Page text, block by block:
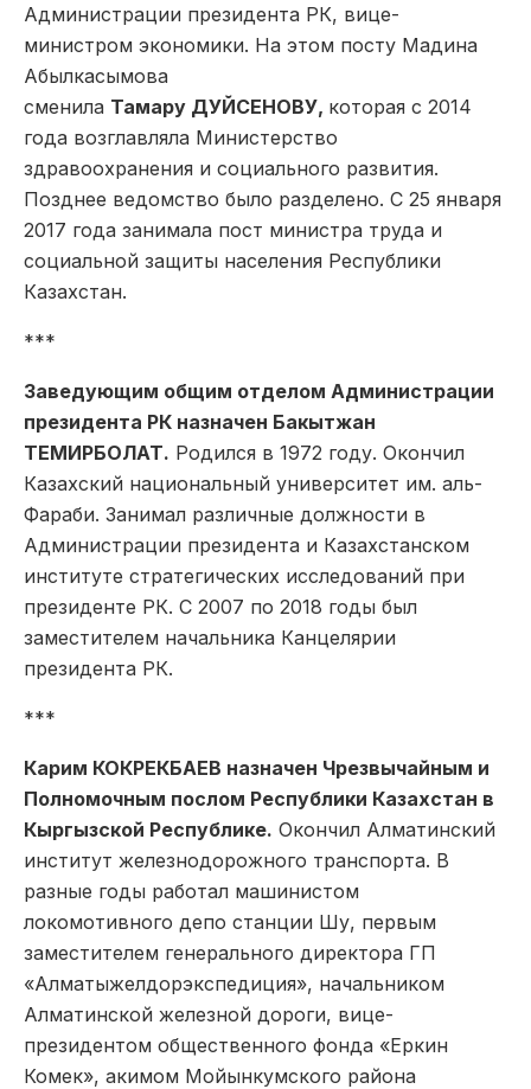
Администрации президента РК, вице-
министром экономики. На этом посту Мадина
Абылкасымова
сменила Тамару ДУЙСЕНОВУ, которая с 2014
года возглавляла Министерство
здравоохранения и социального развития.
Позднее ведомство было разделено. С 25 января
2017 года занимала пост министра труда и
социальной защиты населения Республики
Казахстан.
***
Заведующим общим отделом Администрации
президента РК назначен Бакытжан
ТЕМИРБОЛАТ. Родился в 1972 году. Окончил
Казахский национальный университет им. аль-
Фараби. Занимал различные должности в
Администрации президента и Казахстанском
институте стратегических исследований при
президенте РК. С 2007 по 2018 годы был
заместителем начальника Канцелярии
президента РК.
***
Карим КОКРЕКБАЕВ назначен Чрезвычайным и
Полномочным послом Республики Казахстан в
Кыргызской Республике. Окончил Алматинский
институт железнодорожного транспорта. В
разные годы работал машинистом
локомотивного депо станции Шу, первым
заместителем генерального директора ГП
«Алматыжелдорэкспедиция», начальником
Алматинской железной дороги, вице-
президентом общественного фонда «Еркин
Комек», акимом Мойынкумского района